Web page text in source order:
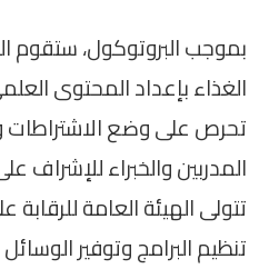
بموجب البروتوكول، ستقوم
الغذاء بإعداد المحتوى
تحرص على وضع الاشتراطات
المدربين والخبراء للإشراف
تتولى الهيئة العامة للرقابة
تنظيم البرامج وتوفير